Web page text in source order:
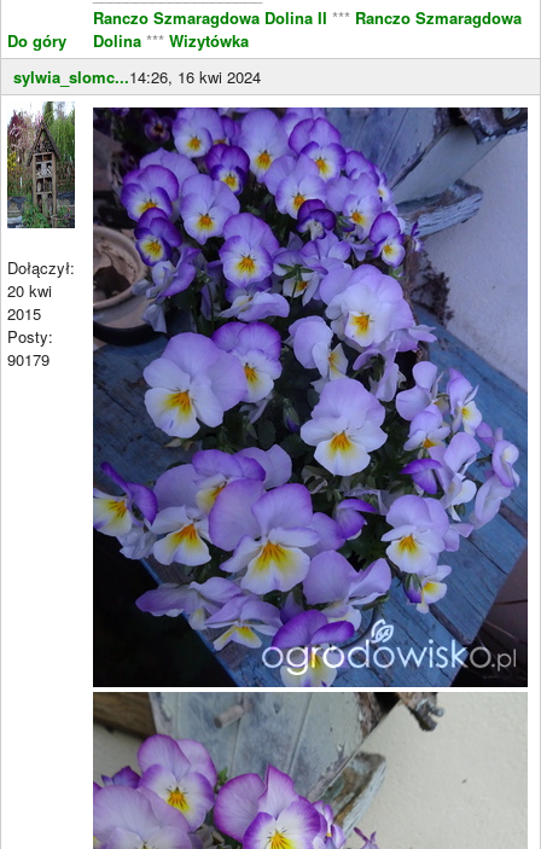
Do góry
Ranczo Szmaragdowa Dolina II *** Ranczo Szmaragdowa
Dolina *** Wizytówka
sylwia_slomc...14:26, 16 kwi 2024
Dołączył:
20 kwi
2015
Posty:
90179